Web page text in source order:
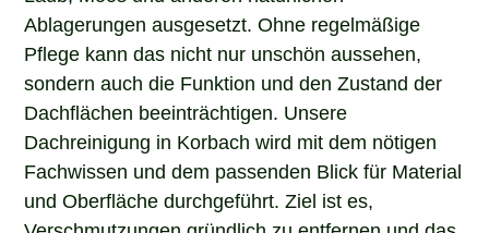
Ablagerungen ausgesetzt. Ohne regelmäßige
Pflege kann das nicht nur unschön aussehen,
sondern auch die Funktion und den Zustand der
Dachflächen beeinträchtigen. Unsere
Dachreinigung in Korbach wird mit dem nötigen
Fachwissen und dem passenden Blick für Material
und Oberfläche durchgeführt. Ziel ist es,
Verschmutzungen gründlich zu entfernen und das